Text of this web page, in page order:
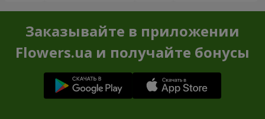
Заказывайте в приложении
Flowers.ua и получайте бонусы